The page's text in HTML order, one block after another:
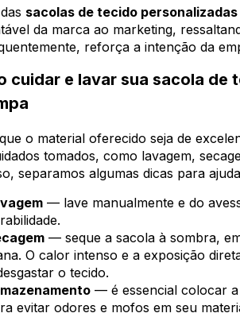
sacolas de tecido personalizadas
da marca ao marketing,
reforça a intenção da
cuidar e lavar sua sacola
o material oferecido seja de
tomados, como lavagem,
separamos algumas dicas para
— lave manualmente e do
— seque a sacola à sombra,
O calor intenso e a exposição
o tecido.
— é essencial colocar a
evitar odores e mofos em seu